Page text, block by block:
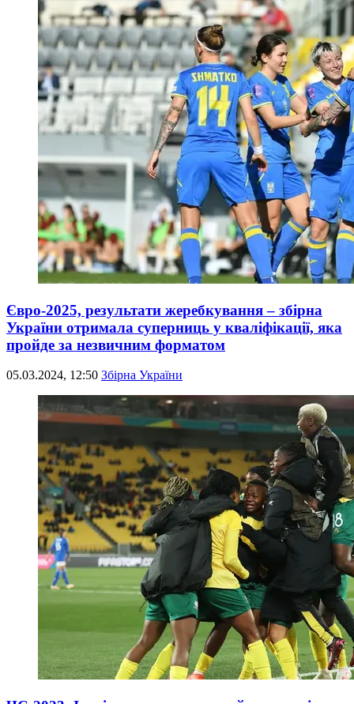
Євро-2025, результати жеребкування – збірна
України отримала суперниць у кваліфікації, яка
пройде за незвичним форматом
05.03.2024, 12:50 Збірна України